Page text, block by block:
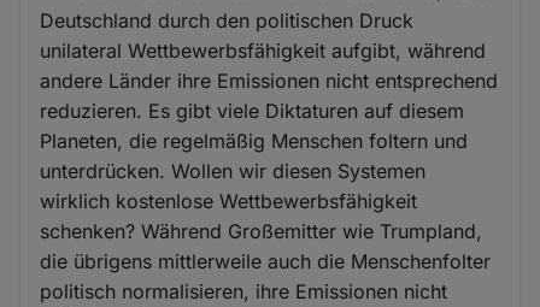
Deutschland durch den politischen Druck
unilateral Wettbewerbsfähigkeit aufgibt, während
andere Länder ihre Emissionen nicht entsprechend
reduzieren. Es gibt viele Diktaturen auf diesem
Planeten, die regelmäßig Menschen foltern und
unterdrücken. Wollen wir diesen Systemen
wirklich kostenlose Wettbewerbsfähigkeit
schenken? Während Großemitter wie Trumpland,
die übrigens mittlerweile auch die Menschenfolter
politisch normalisieren, ihre Emissionen nicht